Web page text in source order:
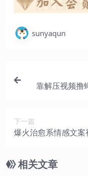
sunyaqun
靠解压视频撸
下一篇
爆火治愈系情感文
相关文章